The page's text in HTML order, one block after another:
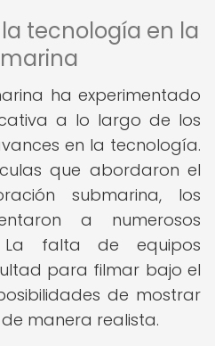
tecnología en la
ha experimentado
a lo largo de los
en la tecnología.
que abordaron el
submarina, los
a numerosos
La falta de equipos
para filmar bajo el
de mostrar
manera realista.